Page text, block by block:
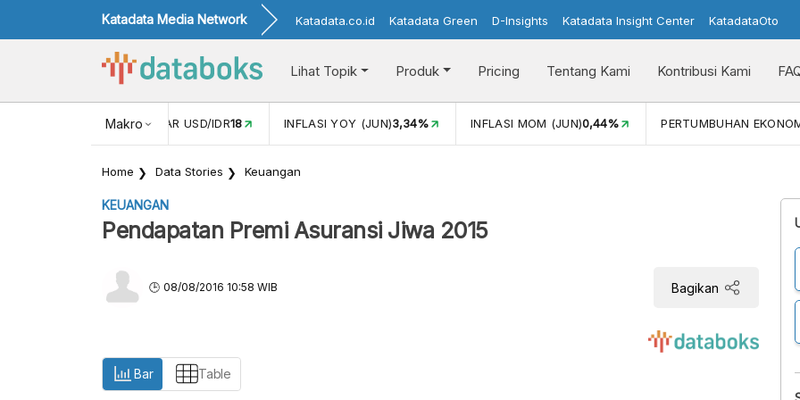
Katadata Media Network Katadata.co.id Katadata Green D-Insights Katadata Insight Center KatadataOto
Lihat Topik Produk Pricing Tentang Kami Kontribusi Kami
Makro
NILAI TUKAR USD/IDR18 INFLASI YOY (JUN)3,34% INFLASI MOM (JUN)0,44% PERTUMBUHAN EKONOMI
Home Data Stories Keuangan
KEUANGAN
Pendapatan Premi Asuransi Jiwa 2015
08/08/2016 10:58 WIB Bagikan
Bar Table